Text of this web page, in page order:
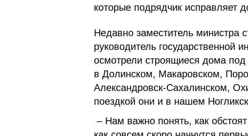
которые подрядчик исправляет
Недавно заместитель министра
руководитель государственной
осмотрели строящиеся дома
в Долинском, Макаровском,
Александровск-Сахалинском,
поездкой они и в нашем
– Нам важно понять, как